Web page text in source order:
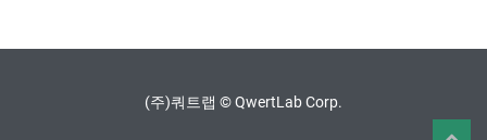
(주)쿼트랩 © QwertLab Corp.